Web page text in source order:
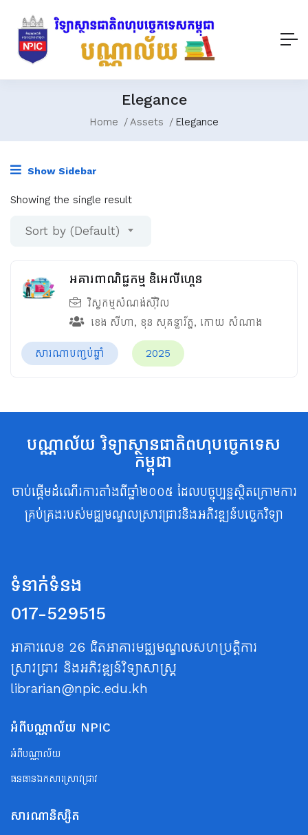
Elegance
Home Assets Elegance
Show Sidebar
Showing the single result
Sort by (Default)
អគារពាណិជ្ជកម្ម ឌិអេលីហ្គេន
វិស្វកម្មសំណង់ស៊ីវិល
ខេង សីហា, ខុន សុគន្ធារ័ត្ន, កោយ សំណាង
សារណាបញ្ចប់ឆ្នាំ 2025
បណ្ណាល័យ វិទ្យាស្ថានជាតិពហុបច្ចេកទេស
កម្ពុជា
ចាប់ផ្តើមដំណើរការតាំងពីឆ្នាំ២០០៥ ដែលបច្ចុប្បន្នស្ថិតក្រោមការ
គ្រប់គ្រងរបស់មជ្ឈមណ្ឌលស្រាវជ្រាវនិងអភិវឌ្ឍន៍បច្ចេកវិទ្យា
ទំនាក់ទំនង
017-529515
អាគារលេខ 26 ជិតអាគារមជ្ឈមណ្ឌលសហប្រត្តិការ
ស្រាវជ្រាវ និងអភិវឌ្ឍន៍វិទ្យាសាស្ត្រ
librarian@npic.edu.kh
អំពីបណ្ណាល័យ NPIC
អំពីបណ្ណាល័យ
ធនធានឯកសារស្រាវជ្រាវ
សារណានិស្សិត